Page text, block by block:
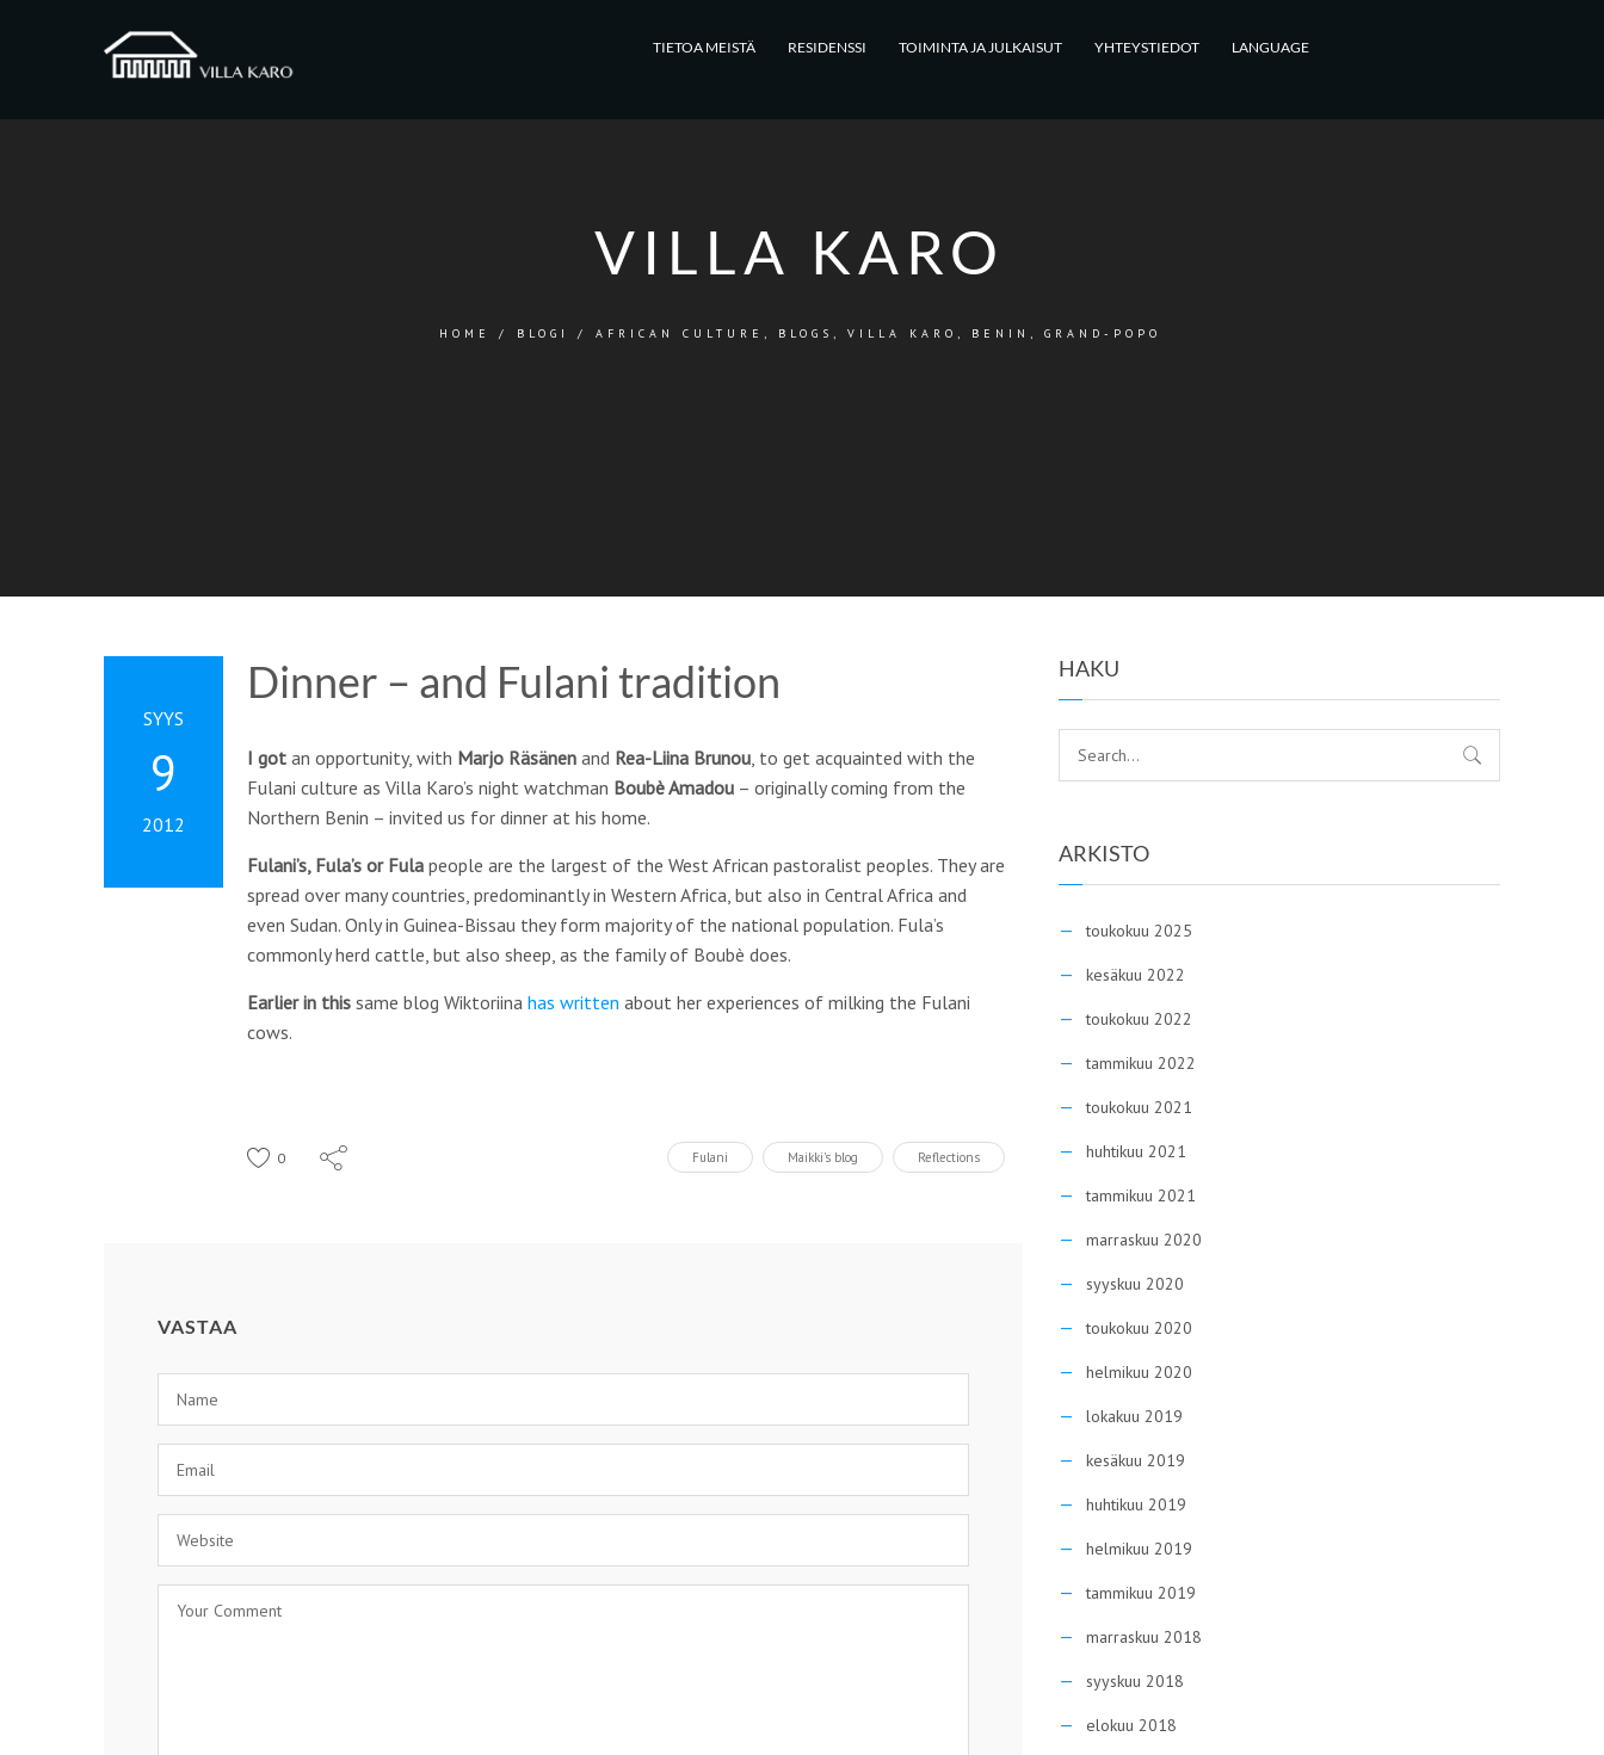
TIETOA MEISTÄ RESIDENSSI TOIMINTA JA JULKAISUT YHTEYSTIEDOT LANGUAGE
VILLA KARO
HOME / BLOGI / AFRICAN CULTURE , BLOGS , VILLA KARO, BENIN, GRAND-POPO
SYYS
9
2012
Dinner – and Fulani tradition
I got an opportunity, with Marjo Räsänen and Rea-Liina Brunou, to get acquainted with the
Fulani culture as Villa Karo’s night watchman Boubè Amadou – originally coming from the
Northern Benin – invited us for dinner at his home.
Fulani’s, Fula’s or Fula people are the largest of the West African pastoralist peoples. They are
spread over many countries, predominantly in Western Africa, but also in Central Africa and
even Sudan. Only in Guinea-Bissau they form majority of the national population. Fula’s
commonly herd cattle, but also sheep, as the family of Boubè does.
Earlier in this same blog Wiktoriina has written about her experiences of milking the Fulani
cows.
0 Fulani Maikki's blog Reflections
VASTAA
HAKU
ARKISTO
toukokuu 2025
kesäkuu 2022
toukokuu 2022
tammikuu 2022
toukokuu 2021
huhtikuu 2021
tammikuu 2021
marraskuu 2020
syyskuu 2020
toukokuu 2020
helmikuu 2020
lokakuu 2019
kesäkuu 2019
huhtikuu 2019
helmikuu 2019
tammikuu 2019
marraskuu 2018
syyskuu 2018
elokuu 2018